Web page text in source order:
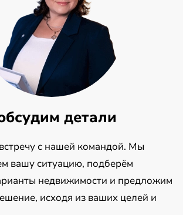
детали
с нашей командой. Мы
вашу ситуацию, подберём
недвижимости и предложим
исходя из ваших целей и